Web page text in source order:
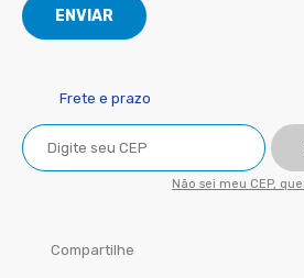
Frete e prazo
Não sei meu CEP,
Compartilhe